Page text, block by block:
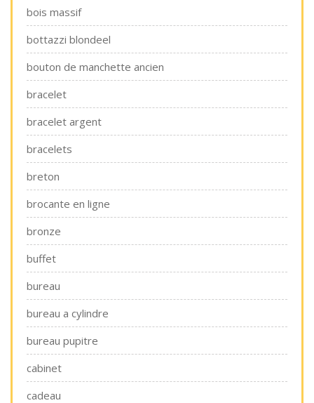
bois massif
bottazzi blondeel
bouton de manchette ancien
bracelet
bracelet argent
bracelets
breton
brocante en ligne
bronze
buffet
bureau
bureau a cylindre
bureau pupitre
cabinet
cadeau